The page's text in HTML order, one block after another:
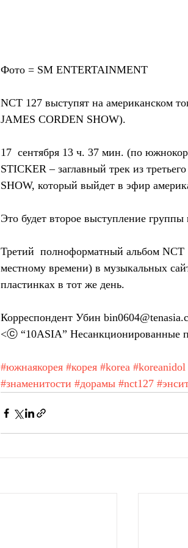
Фото = SM ENTERTAINMENT
NCT 127 выступят на американском
JAMES CORDEN SHOW).
17  сентября 13 ч. 37 мин. (по
STICKER – заглавный трек из
SHOW, который выйдет в эфир
Это будет второе выступление
Третий  полноформатный альбом
местному времени) в музыкальных
пластинках в тот же день.
Корреспондент Убин
<ⓒ “10ASIA” Несанкционированные
#южнаякорея #корея #korea #koreanidol
#знаменитости #дорамы #nct127